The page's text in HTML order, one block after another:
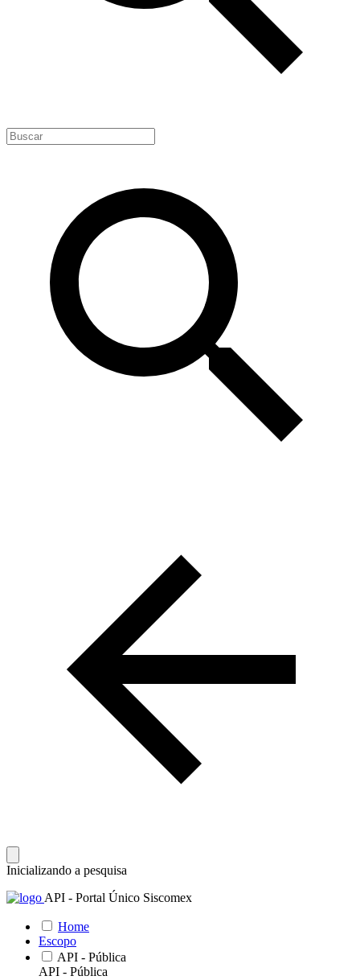
Inicializando a pesquisa
API - Portal Único Siscomex
Home
Escopo
API - Pública
API - Pública